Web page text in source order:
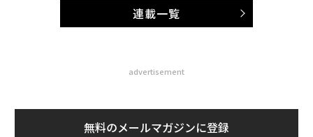
連載一覧
advertisement
無料のメールマガジンに登録